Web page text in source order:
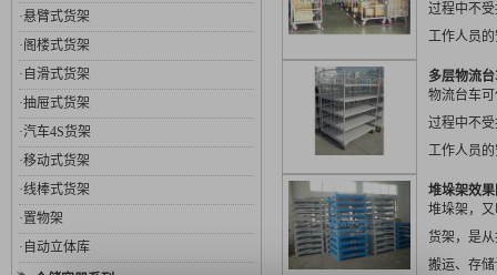
·悬臂式货架
·阁楼式货架
· 自滑式货架
·抽屉式货架
·汽车4S货架
·移动式货架
·线棒式货架
·置物架
· 自动立体库
过程中不
工作人员
可作为产
实...
多层物流
物流台车
过程中不
工作人员
可作为产
实...
堆垛架效
堆垛架，
货架，是
搬运、存